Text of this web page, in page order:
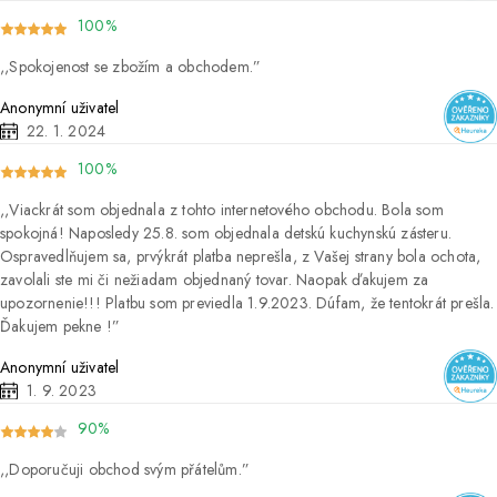
100%
Spokojenost se zbožím a obchodem.
Anonymní uživatel
22. 1. 2024
100%
Viackrát som objednala z tohto internetového obchodu. Bola som
spokojná! Naposledy 25.8. som objednala detskú kuchynskú zásteru.
Ospravedlňujem sa, prvýkrát platba neprešla, z Vašej strany bola ochota,
zavolali ste mi či nežiadam objednaný tovar. Naopak ďakujem za
upozornenie!!! Platbu som previedla 1.9.2023. Dúfam, že tentokrát prešla.
Ďakujem pekne !
Anonymní uživatel
1. 9. 2023
90%
Doporučuji obchod svým přátelům.